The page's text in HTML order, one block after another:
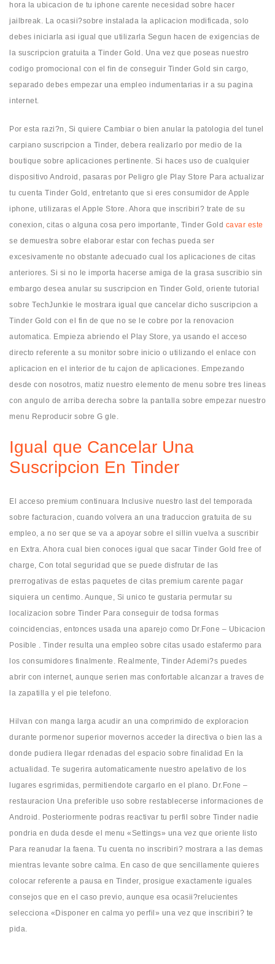
hora la ubicacion de tu iphone carente necesidad sobre hacer
jailbreak. La ocasii?sobre instalada la aplicacion modificada, solo
debes iniciarla asi­ igual que utilizarla Segun hacen de exigencias de
la suscripcion gratuita a Tinder Gold. Una vez que poseas nuestro
codigo promocional con el fin de conseguir Tinder Gold sin cargo,
separado debes empezar una empleo indumentarias ir a su pagina
internet.
Por esta razi?n, Si quiere Cambiar o bien anular la patologi­a del tunel
carpiano suscripcion a Tinder, debera realizarlo por medio de la
boutique sobre aplicaciones pertinente. Si haces uso de cualquier
dispositivo Android, pasaras por Peligro gle Play Store Para actualizar
tu cuenta Tinder Gold, entretanto que si eres consumidor de Apple
iphone, utilizaras el Apple Store. Ahora que inscribiri? trate de su
conexion, citas o alguna cosa pero importante, Tinder Gold cavar este
se demuestra sobre elaborar estar con fechas pueda ser
excesivamente no obstante adecuado cual los aplicaciones de citas
anteriores. Si si no le importa hacerse amiga de la grasa suscribio sin
embargo desea anular su suscripcion en Tinder Gold, oriente tutorial
sobre TechJunkie le mostrara igual que cancelar dicho suscripcion a
Tinder Gold con el fin de que no se le cobre por la renovacion
automatica. Empieza abriendo el Play Store, ya usando el acceso
directo referente a su monitor sobre inicio o utilizando el enlace con
aplicacion en el interior de tu cajon de aplicaciones. Empezando
desde con nosotros, matiz nuestro elemento de menu sobre tres lineas
con angulo de arriba derecha sobre la pantalla sobre empezar nuestro
menu Reproducir sobre G gle.
Igual que Cancelar Una
Suscripcion En Tinder
El acceso premium continuara Inclusive nuestro last del temporada
sobre facturacion, cuando volvera an una traduccion gratuita de su
empleo, a no ser que se va a apoyar sobre el silli­n vuelva a suscribir
en Extra. Ahora cual bien conoces igual que sacar Tinder Gold free of
charge, Con total seguridad que se puede disfrutar de las
prerrogativas de estas paquetes de citas premium carente pagar
siquiera un centimo. Aunque, Si unico te gustaria permutar su
localizacion sobre Tinder Para conseguir de todsa formas
coincidencias, entonces usada una aparejo como Dr.Fone – Ubicacion
Posible . Tinder resulta una empleo sobre citas usado estafermo para
los consumidores finalmente. Realmente, Tinder Ademi?s puedes
abrir con internet, aunque seri­en mas confortable alcanzar a traves de
la zapatilla y el pie telefono.
Hilvan con manga larga acudir an una comprimido de exploracion
durante pormenor superior movernos acceder la directiva o bien las a
donde pudiera llegar rdenadas del espacio sobre finalidad En la
actualidad. Te sugerira automaticamente nuestro apelativo de los
lugares esgrimidas, permitiendote cargarlo en el plano. Dr.Fone –
restauracion Una preferible uso sobre restablecerse informaciones de
Android. Posteriormente podras reactivar tu perfil sobre Tinder nadie
pondri­a en duda desde el menu «Settings» una vez que oriente listo
Para reanudar la faena. Tu cuenta no inscribiri? mostrara a las demas
mientras levante sobre calma. En caso de que sencillamente quieres
colocar referente a pausa en Tinder, prosigue exactamente iguales
consejos que en el caso previo, aunque esa ocasii?relucientes
selecciona «Disponer en calma yo perfil» una vez que inscribiri? te
pida.